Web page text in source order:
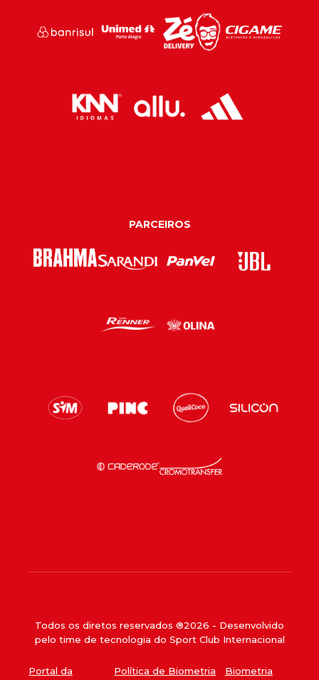
PARCEIROS
Todos os diretos reservados ®2026 - Desenvolvido
pelo time de tecnologia do Sport Club Internacional
Portal da
Política de Biometria
Biometria